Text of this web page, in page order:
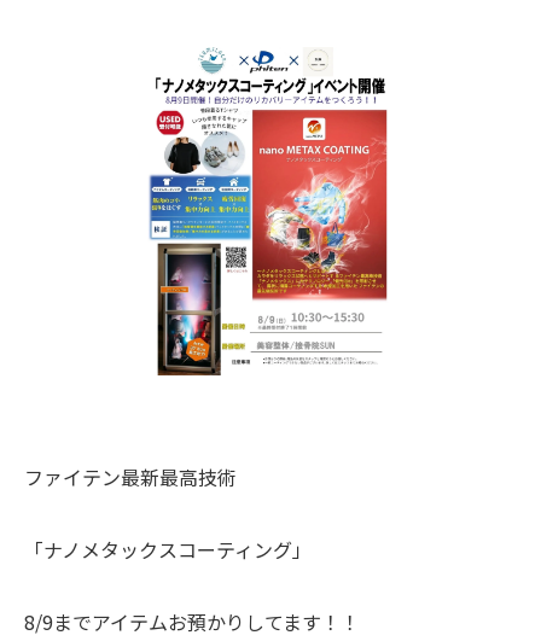
ファイテン最新最高技術
「ナノメタックスコーティング」
8/9までアイテムお預かりしてます！！